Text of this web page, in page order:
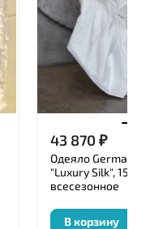
43 870₽
Одеяло German
"Luxury Silk",
всесезонное
В корзину